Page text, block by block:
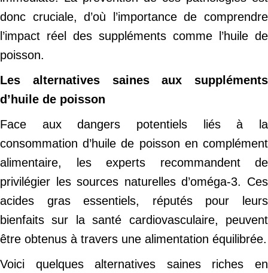
donc cruciale, d’où l’importance de comprendre
l’impact réel des suppléments comme l’huile de
poisson.
Les alternatives saines aux suppléments
d’huile de poisson
Face aux dangers potentiels liés à la
consommation d’huile de poisson en complément
alimentaire, les experts recommandent de
privilégier les sources naturelles d’oméga-3. Ces
acides gras essentiels, réputés pour leurs
bienfaits sur la santé cardiovasculaire, peuvent
être obtenus à travers une alimentation équilibrée.
Voici quelques alternatives saines riches en